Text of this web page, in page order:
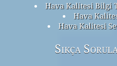
Hava Kalitesi Bilgi
Hava
Hava Kalitesi
Sıkça